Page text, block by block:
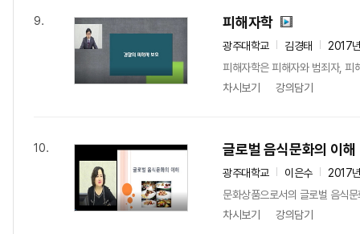
9. 피해자학
광주대학교 김경태
2017
피해자학은 피해자와 범죄자, 피
차시보기
강의담기
10. 글로벌 음식문화의 이해
광주대학교 이은수
2017
문화상품으로서의 글로벌 음식
차시보기
강의담기